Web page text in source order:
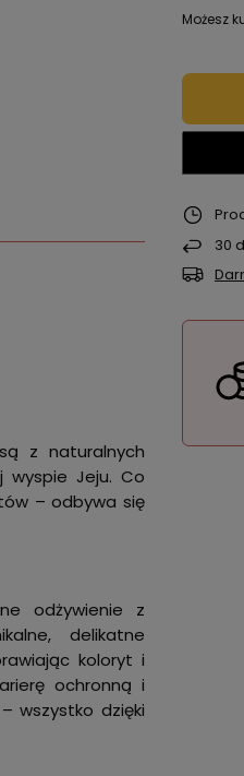
z naturalnych
wyspie Jeju. Co
– odbywa się
odżywienie z
delikatne
koloryt i
ochronną i
wszystko dzięki
Możesz
30